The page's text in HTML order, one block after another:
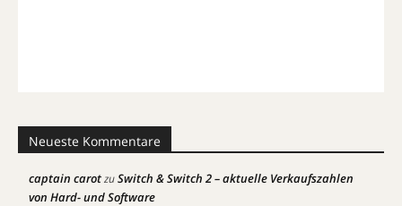
Neueste Kommentare
captain carotzuSwitch & Switch 2 – aktuelle Verkaufszahlen
von Hard- und Software